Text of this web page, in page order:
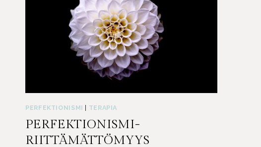
PERFEKTIONISMI TERAPIA
PERFEKTIONISMI-
RIITTÄMÄTTÖMYYS